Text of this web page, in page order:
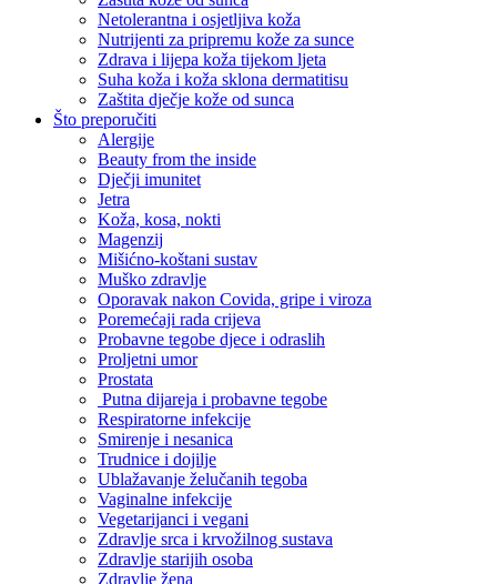
Netolerantna i osjetljiva koža
Nutrijenti za pripremu kože za sunce
Zdrava i lijepa koža tijekom ljeta
Suha koža i koža sklona dermatitisu
Zaštita dječje kože od sunca
Što preporučiti
Alergije
Beauty from the inside
Dječji imunitet
Jetra
Koža, kosa, nokti
Magenzij
Mišićno-koštani sustav
Muško zdravlje
Oporavak nakon Covida, gripe i viroza
Poremećaji rada crijeva
Probavne tegobe djece i odraslih
Proljetni umor
Prostata
Putna dijareja i probavne tegobe
Respiratorne infekcije
Smirenje i nesanica
Trudnice i dojilje
Ublažavanje želučanih tegoba
Vaginalne infekcije
Vegetarijanci i vegani
Zdravlje srca i krvožilnog sustava
Zdravlje starijih osoba
Zdravlje žena